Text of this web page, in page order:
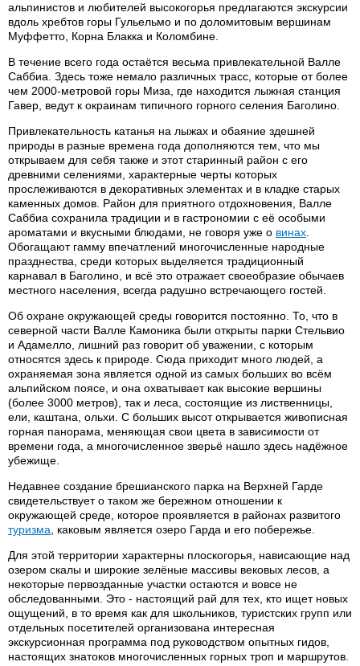
альпинистов и любителей высокогорья предлагаются экскурсии
вдоль хребтов горы Гульельмо и по доломитовым вершинам
Муффетто, Корна Блакка и Коломбине.
В течение всего года остаётся весьма привлекательной Валле
Саббиа. Здесь тоже немало различных трасс, которые от более
чем 2000-метровой горы Миза, где находится лыжная станция
Гавер, ведут к окраинам типичного горного селения Баголино.
Привлекательность катанья на лыжах и обаяние здешней
природы в разные времена года дополняются тем, что мы
открываем для себя также и этот старинный район с его
древними селениями, характерные черты которых
прослеживаются в декоративных элементах и в кладке старых
каменных домов. Район для приятного отдохновения, Валле
Саббиа сохранила традиции и в гастрономии с её особыми
ароматами и вкусными блюдами, не говоря уже о винах
Обогащают гамму впечатлений многочисленные народные
празднества, среди которых выделяется традиционный
карнавал в Баголино, и всё это отражает своеобразие обычаев
местного населения, всегда радушно встречающего гостей.
Об охране окружающей среды говорится постоянно. То, что в
северной части Валле Камоника были открыты парки Стельвио
и Адамелло, лишний раз говорит об уважении, с которым
относятся здесь к природе. Сюда приходит много людей, а
охраняемая зона является одной из самых больших во всём
альпийском поясе, и она охватывает как высокие вершины
(более 3000 метров), так и леса, состоящие из лиственницы,
ели, каштана, ольхи. С больших высот открывается живописная
горная панорама, меняющая свои цвета в зависимости от
времени года, а многочисленное зверьё нашло здесь надёжное
убежище.
Недавнее создание брешианского парка на Верхней Гарде
свидетельствует о таком же бережном отношении к
окружающей среде, которое проявляется в районах развитого
туризма , каковым является озеро Гарда и его побережье.
Для этой территории характерны плоскогорья, нависающие над
озером скалы и широкие зелёные массивы вековых лесов, а
некоторые первозданные участки остаются и вовсе не
обследованными. Это - настоящий рай для тех, кто ищет новых
ощущений, в то время как для школьников, туристских групп или
отдельных посетителей организована интересная
экскурсионная программа под руководством опытных гидов,
настоящих знатоков многочисленных горных троп и маршрутов.